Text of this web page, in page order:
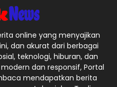
online yang menyajikan
dan akurat dari berbagai
teknologi, hiburan, dan
dan responsif, Portal
mendapatkan berita